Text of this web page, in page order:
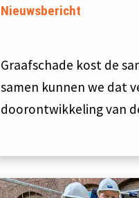
Nieuwsbericht
Graafschade kost de
samen kunnen we dat
doorontwikkeling van